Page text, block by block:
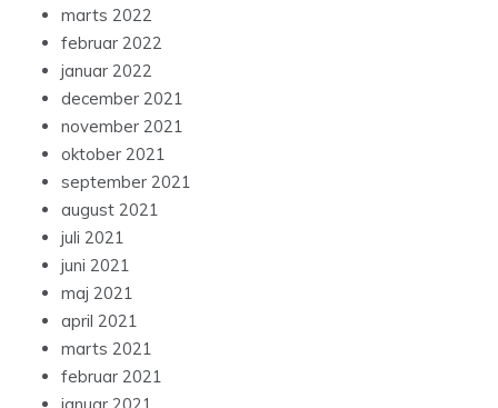
marts 2022
februar 2022
januar 2022
december 2021
november 2021
oktober 2021
september 2021
august 2021
juli 2021
juni 2021
maj 2021
april 2021
marts 2021
februar 2021